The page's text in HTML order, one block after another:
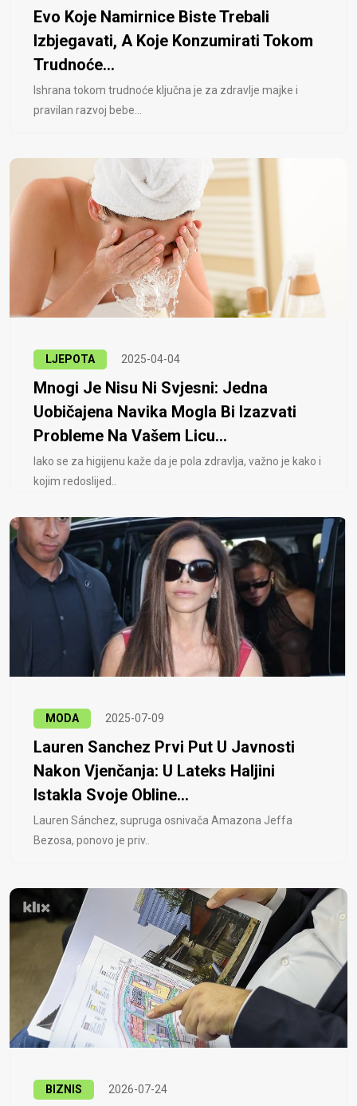
Evo Koje Namirnice Biste Trebali
Izbjegavati, A Koje Konzumirati Tokom
Trudnoće...
Ishrana tokom trudnoće ključna je za zdravlje majke i
pravilan razvoj bebe...
LJEPOTA 2025-04-04
Mnogi Je Nisu Ni Svjesni: Jedna
Uobičajena Navika Mogla Bi Izazvati
Probleme Na Vašem Licu...
Iako se za higijenu kaže da je pola zdravlja, važno je kako i
kojim redoslijed..
MODA 2025-07-09
Lauren Sanchez Prvi Put U Javnosti
Nakon Vjenčanja: U Lateks Haljini
Istakla Svoje Obline...
Lauren Sánchez, supruga osnivača Amazona Jeffa
Bezosa, ponovo je priv..
BIZNIS 2026-07-24